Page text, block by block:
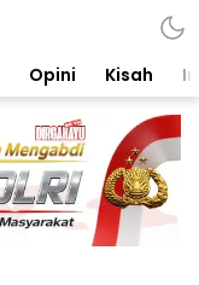
Opini Kisah